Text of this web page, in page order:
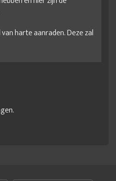
harte aanraden. Deze zal